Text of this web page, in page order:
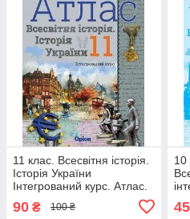
11 клас. Всесвітня історія.
Історія України
Інтегрований курс. Атлас.
90 ₴ 100 ₴
10
45